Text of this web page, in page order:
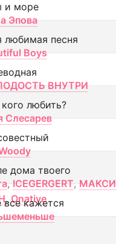
и море
Эпова
любимая песня
Boys
ВНУТРИ
любить?
Слесарев
дома твоего
, ICEGERGERT, МАКСИ
, Onative
все кажется